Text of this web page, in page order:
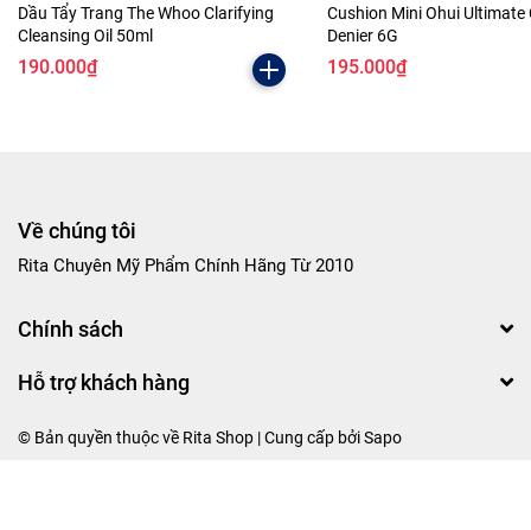
Dầu Tẩy Trang The Whoo Clarifying
Cleansing Oil 50ml
190.000₫
Cushion Mini Ohui Ultimate
Denier 6G
195.000₫
Về chúng tôi
Rita Chuyên Mỹ Phẩm Chính Hãng Từ 2010
Chính sách
Hỗ trợ khách hàng
© Bản quyền thuộc về Rita Shop | Cung cấp bởiSapo